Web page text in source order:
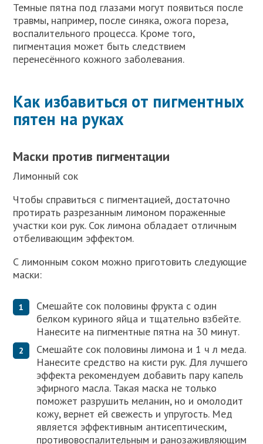
Темные пятна под глазами могут появиться после
травмы, например, после синяка, ожога пореза,
воспалительного процесса. Кроме того,
пигментация может быть следствием
перенесённого кожного заболевания.
Как избавиться от пигментных
пятен на руках
Маски против пигментации
Лимонный сок
Чтобы справиться с пигментацией, достаточно
протирать разрезанным лимоном пораженные
участки кои рук. Сок лимона обладает отличным
отбеливающим эффектом.
С лимонным соком можно приготовить следующие
маски:
Смешайте сок половины фрукта с один
белком куриного яйца и тщательно взбейте.
Нанесите на пигментные пятна на 30 минут.
Смешайте сок половины лимона и 1 ч л меда.
Нанесите средство на кисти рук. Для лучшего
эффекта рекомендуем добавить пару капель
эфирного масла. Такая маска не только
поможет разрушить меланин, но и омолодит
кожу, вернет ей свежесть и упругость. Мед
является эффективным антисептическим,
противовоспалительным и ранозаживляющим